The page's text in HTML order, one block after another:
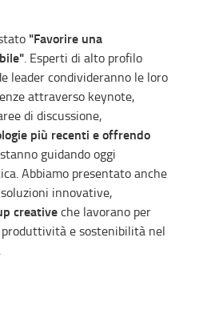
"Favorire una
. Esperti di alto profilo
leader condivideranno le loro
attraverso keynote,
di discussione,
più recenti e offrendo
guidando oggi
Abbiamo presentato anche
innovative,
creativeche lavorano per
e sostenibilità nel